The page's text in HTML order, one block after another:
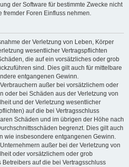
der Software für bestimmte Zwecke nicht
fremder Foren Einfluss nehmen.
der Verletzung von Leben, Körper
wesentlicher Vertragspflichten
die auf ein vorsätzliches oder grob
sind. Dies gilt auch für mittelbare
entgangenen Gewinn.
außer bei vorsätzlichem oder
oder bei Schäden aus der Verletzung von
und der Verletzung wesentlicher
auf die bei Vertragsschluss
Schäden und im übrigen der Höhe nach
begrenzt. Dies gilt auch
wie insbesondere entgangenen Gewinn.
außer bei der Verletzung von
oder vorsätzlichem oder grob
auf die bei Vertragsschluss